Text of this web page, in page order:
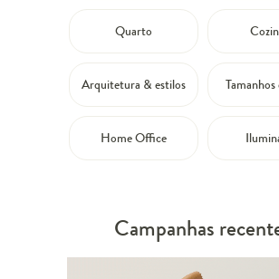
Quarto
Arquitetura & estilos Tamanhos
Home Office
Campanhas